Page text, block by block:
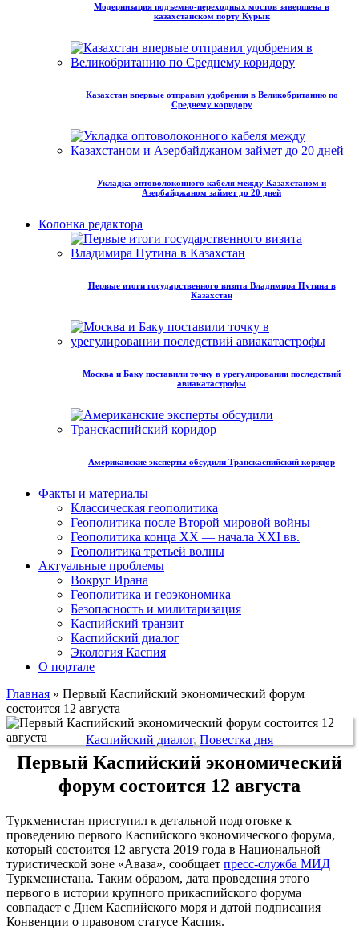
Модернизация подъемно-переходных мостов завершена в
казахстанском порту Курык
Казахстан впервые отправил удобрения в Великобританию по
Среднему коридору
Укладка оптоволоконного кабеля между Казахстаном и
Азербайджаном займет до 20 дней
Колонка редактора
Первые итоги государственного визита Владимира Путина в
Казахстан
Москва и Баку поставили точку в урегулировании последствий
авиакатастрофы
Американские эксперты обсудили Транскаспийский коридор
Факты и материалы
Классическая геополитика
Геополитика после Второй мировой войны
Геополитика конца XX — начала XXI вв.
Геополитика третьей волны
Актуальные проблемы
Вокруг Ирана
Геополитика и геоэкономика
Безопасность и милитаризация
Каспийский транзит
Каспийский диалог
Экология Каспия
О портале
Главная » Первый Каспийский экономический форум
состоится 12 августа
Каспийский диалог, Повестка дня
Первый Каспийский экономический
форум состоится 12 августа
Туркменистан приступил к детальной подготовке к
проведению первого Каспийского экономического форума,
который состоится 12 августа 2019 года в Национальной
туристической зоне «Аваза», сообщает пресс-служба МИД
Туркменистана. Таким образом, дата проведения этого
первого в истории крупного прикаспийского форума
совпадает с Днем Каспийского моря и датой подписания
Конвенции о правовом статусе Каспия.